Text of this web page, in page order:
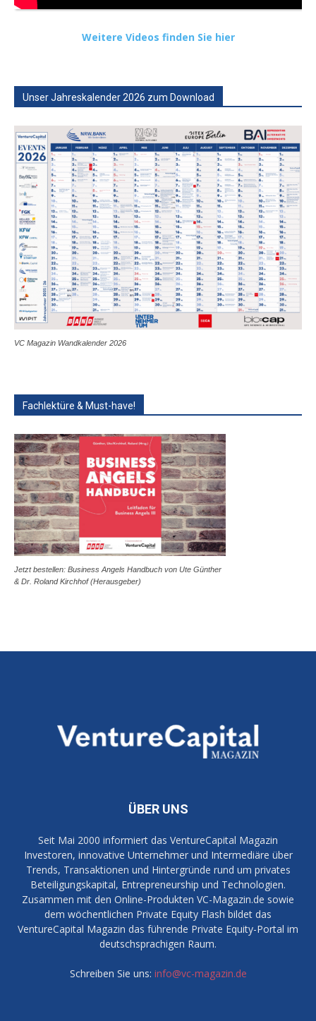
Weitere Videos finden Sie hier
Unser Jahreskalender 2026 zum Download
VC Magazin Wandkalender 2026
Fachlektüre & Must-have!
Jetzt bestellen: Business Angels Handbuch von Ute Günther
& Dr. Roland Kirchhof (Herausgeber)
ÜBER UNS
Seit Mai 2000 informiert das VentureCapital Magazin
Investoren, innovative Unternehmer und Intermediäre über
Trends, Transaktionen und Hintergründe rund um privates
Beteiligungskapital, Entrepreneurship und Technologien.
Zusammen mit den Online-Produkten VC-Magazin.de sowie
dem wöchentlichen Private Equity Flash bildet das
VentureCapital Magazin das führende Private Equity-Portal im
deutschsprachigen Raum.
Schreiben Sie uns: info@vc-magazin.de